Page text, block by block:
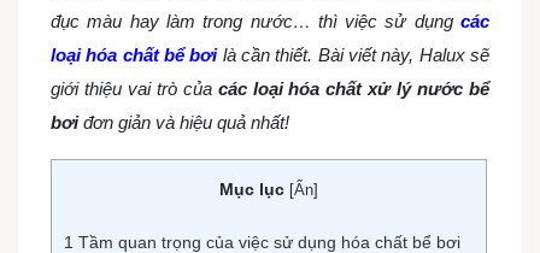
đục màu hay làm trong nước… thì việc sử dụng các
loại hóa chất bể bơilà cần thiết. Bài viết này, Halux sẽ
giới thiệu vai trò của các loại hóa chất xử lý nước bể
bơiđơn giản và hiệu quả nhất!
Mục lục [Ẩn]
1 Tầm quan trọng của việc sử dụng hóa chất bể bơi